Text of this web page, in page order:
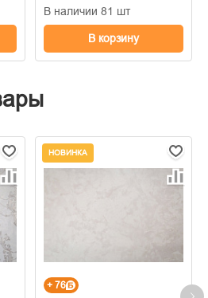
В наличии 81 шт
В корзину
НОВИНКА
+ 76